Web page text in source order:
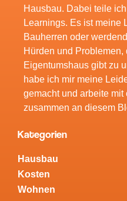
Hausbau. Dabei teile
Learnings. Es ist meine
Bauherren oder
Hürden und
Eigentumshaus gibt zu
habe ich mir meine
gemacht und arbeite
zusammen an diesem
Kategorien
Hausbau
Kosten
Wohnen